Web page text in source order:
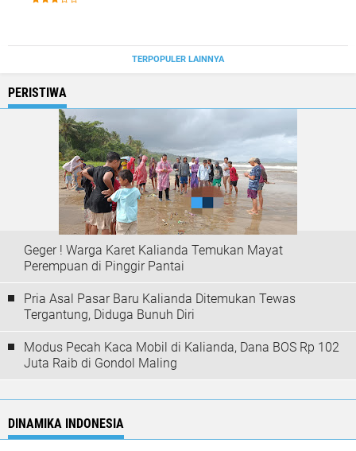
TERPOPULER LAINNYA
PERISTIWA
Geger ! Warga Karet Kalianda Temukan Mayat
Perempuan di Pinggir Pantai
Pria Asal Pasar Baru Kalianda Ditemukan Tewas
Tergantung, Diduga Bunuh Diri
Modus Pecah Kaca Mobil di Kalianda, Dana BOS Rp 102
Juta Raib di Gondol Maling
DINAMIKA INDONESIA